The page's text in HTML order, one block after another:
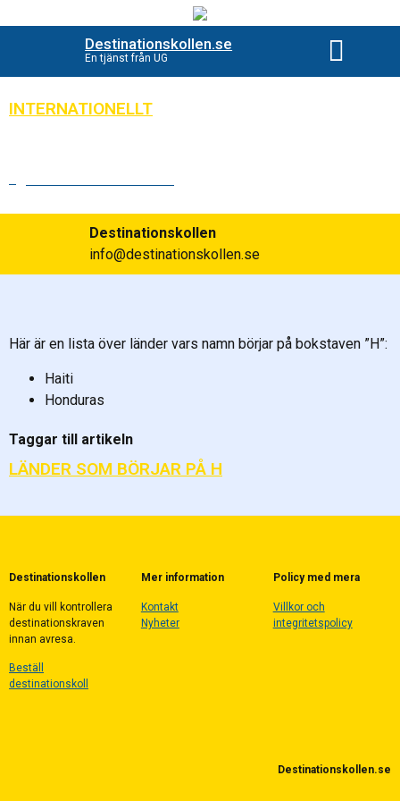
Destinationskollen.se
En tjänst från UG
INTERNATIONELLT
Destinationskollen
info@destinationskollen.se
Här är en lista över länder vars namn börjar på bokstaven ”H”:
Haiti
Honduras
Taggar till artikeln
LÄNDER SOM BÖRJAR PÅ H
Destinationskollen
När du vill kontrollera
destinationskraven
innan avresa.
Beställ
destinationskoll
Mer information
Kontakt
Nyheter
Policy med mera
Villkor och
integritetspolicy
Destinationskollen.se